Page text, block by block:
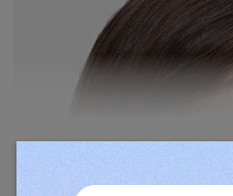
TOVÁBBIAK